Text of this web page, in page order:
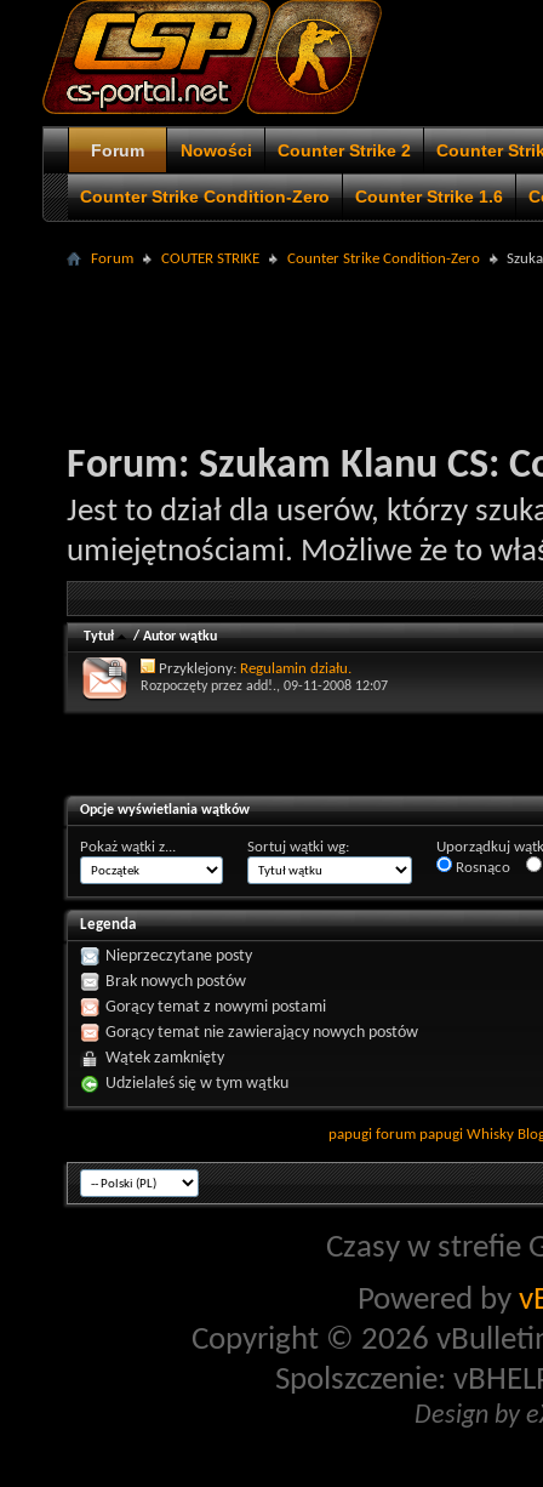
Forum Nowości Counter Strike 2 Counter
Counter Strike Condition-Zero Counter Strike 1.6
Forum COUTER STRIKE Counter Strike Condition-Zero
Forum: Szukam Klanu CS:
Jest to dział dla userów, którzy
umiejętnościami. Możliwe że to
Tytuł /Autor wątku
Przyklejony: Regulamin działu.
Rozpoczęty przez add!., 09-11-2008 12:07
Opcje wyświetlania wątków
Pokaż wątki z... Sortuj wątki wg:
Uporządkuj
Rosnąco
Legenda
Nieprzeczytane posty
Brak nowych postów
Gorący temat z nowymi postami
Gorący temat nie zawierający nowych postów
Wątek zamknięty
Udzielałeś się w tym wątku
papugi forum papugi Whisky
Czasy w strefie
Powered by
Copyright © 2026
Spolszczenie:
Design by